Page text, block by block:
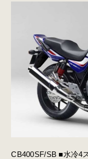
CB400SF/SB ■水冷